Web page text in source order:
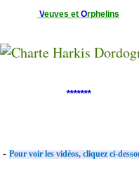
Veuves et Orphelins
*******
- Pour voir les vidéos, cliquez ci-